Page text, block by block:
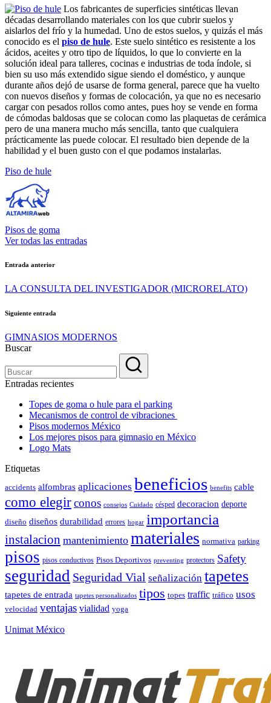
Los fabricantes de superficies sintéticas llevan
décadas desarrollando materiales con los que cubrir suelos y
aislarlos del frío y la humedad. Uno de estos suelos, y quizás el más
conocido es el piso de hule. Este suelo sintético es resistente a los
ácidos, aceites y otro tipo de líquidos, lo que lo convierte en la
solución ideal para talleres, cocinas e industrias de toda índole, si
bien su uso más extendido sigue siendo el doméstico, y aunque
durante años dejó de usarse de forma general, parece que ha vuelto
con nuevos diseños y formas de colocación, ya que no es necesario
cargar con pesados rollos como antes, pues hoy se vende en forma
de cómodas baldosas que se colocan como las plaquetas de cerámica
pero de una manera mucho más sencilla, tanto que cualquiera
prácticamente las puede colocar. El resultado bien depende de la
habilidad y el buen gusto con el que podamos instalarlas.
Etiquetas:
Piso de hule
Pisos de goma
Ver todas las entradas
Navegación
de
Entrada anterior
LA CONSULTA DEL INVESTIGADOR (MICRORELATO)
Siguiente entrada
GIMNASIOS MODERNOS
Buscar
Entradas recientes
Topes de goma o hule para el parking
Mecanismos de control de vibraciones
Pisos modernos México
Los mejores pisos para gimnasio en México
Logo Mats
Etiquetas
accidents alfombras aplicaciones beneficios benefits cable
como elegirconos consejos Cuidado césped decoracion deporte
diseño diseños durabilidad errores hogar importancia
instalacion mantenimiento materiales normativa parking
pisos pisos conductivos Pisos Deportivos preventing protectors Safety
seguridad Seguridad Vial señalización tapetes
tapetes de entrada tapetes personalizados tipos topes traffic tráfico usos
velocidad ventajas vialidad yoga
Unimat México